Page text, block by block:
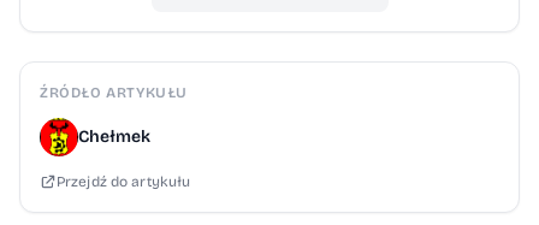
ŹRÓDŁO ARTYKUŁU
Chełmek
Przejdź do artykułu